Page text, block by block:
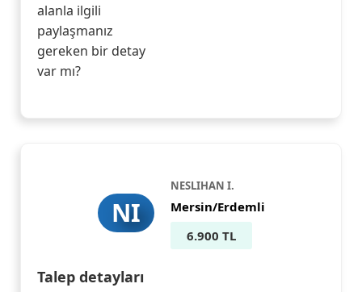
alanla ilgili
paylaşmanız
gereken bir detay
var mı?
NI
NESLIHAN I.
Mersin/Erdemli
6.900 TL
Talep detayları